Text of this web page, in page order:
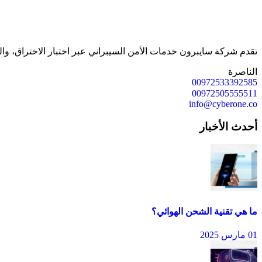
تقدم شركة سايبرون خدمات الأمن السيبراني عبر اختبار الاختراق،
الناصرة
00972533392585
00972505555511
info@cyberone.co
أحدث الأخبار
ما هي تقنية الشحن الهوائي؟
01 مارس 2025